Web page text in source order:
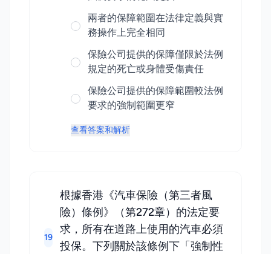
兩者的保障範圍在法律定義與實
務操作上完全相同
保險公司提供的保障僅限於法例
規定的死亡或身體受傷責任
保險公司提供的保障範圍較法例
要求的強制範圍更窄
查看答案和解析
19
根據香港《汽車保險（第三者風
險）條例》（第272章）的法定要
求，所有在道路上使用的汽車必須
投保。下列關於該條例下「強制性